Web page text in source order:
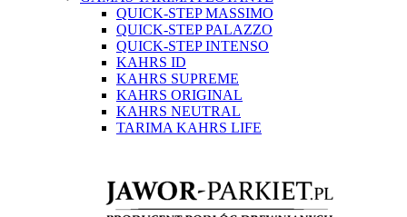
QUICK-STEP MASSIMO
QUICK-STEP PALAZZO
QUICK-STEP INTENSO
KAHRS ID
KAHRS SUPREME
KAHRS ORIGINAL
KAHRS NEUTRAL
TARIMA KAHRS LIFE